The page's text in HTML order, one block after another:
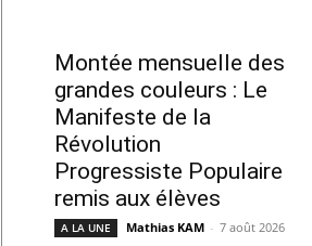
Montée mensuelle des
grandes couleurs : Le
Manifeste de la
Révolution
Progressiste Populaire
remis aux élèves
A LA UNE Mathias KAM - 7 août 2026